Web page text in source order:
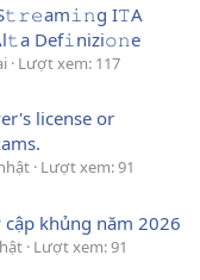
I𝚃A
Def𝚒nizi𝚘𝚗e
Lượt xem: 117
license or
Lượt xem: 91
khủng năm 2026
Lượt xem: 91